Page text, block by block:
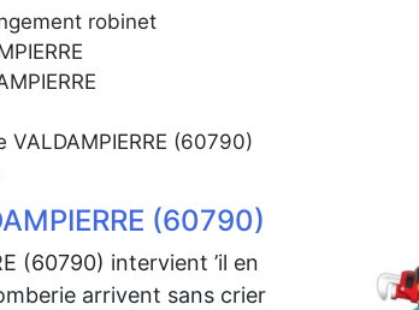
robinet
(60790)
(60790)
(60790) intervient ’il en
arrivent sans crier